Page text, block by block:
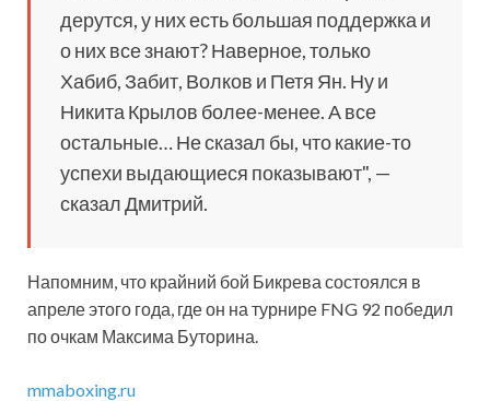
дерутся, у них есть большая поддержка и
о них все знают? Наверное, только
Хабиб, Забит, Волков и Петя Ян. Ну и
Никита Крылов более-менее. А все
остальные… Не сказал бы, что какие-то
успехи выдающиеся показывают", —
сказал Дмитрий.
Напомним, что крайний бой Бикрева состоялся в
апреле этого года, где он на турнире FNG 92 победил
по очкам Максима Буторина.
mmaboxing.ru